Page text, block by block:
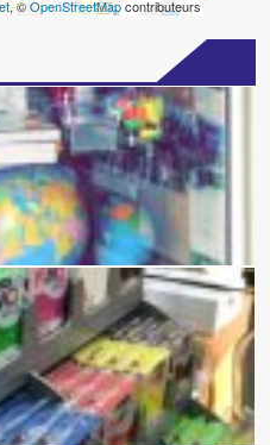
, ©OpenStreetMapcontributeurs